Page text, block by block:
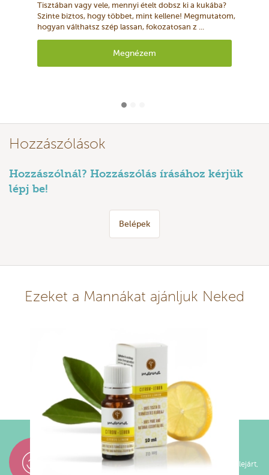
Tisztában vagy vele, mennyi ételt dobsz ki a kukába?
Szinte biztos, hogy többet, mint kellene! Megmutatom,
hogyan válthatsz szép lassan, fokozatosan z ...
Megnézem
Hozzászólások
Hozzászólnál? Hozzászólás írásához kérjük
lépj be!
Belépek
Ezeket a Mannákat ajánljuk Neked
Díjazzuk a hűséged!
A százalékokban számított kedvezmények ideje lejárt,